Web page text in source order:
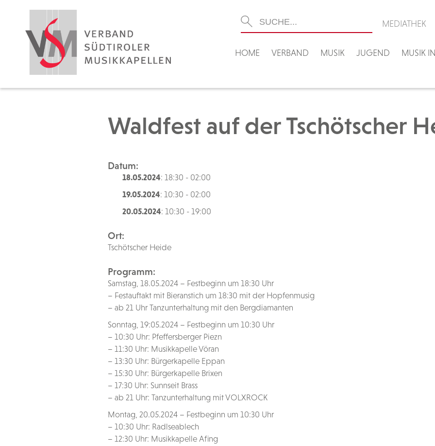
HOME VERBAND MUSIK JUGEND MUSIK
MEDIATHEK
Waldfest auf der Tschötscher
Datum:
18.05.2024: 18:30 - 02:00
19.05.2024: 10:30 - 02:00
20.05.2024: 10:30 - 19:00
Ort:
Tschötscher Heide
Programm:
Samstag, 18.05.2024 – Festbeginn um 18:30 Uhr
– Festauftakt mit Bieranstich um 18:30 mit der Hopfenmusig
– ab 21 Uhr Tanzunterhaltung mit den Bergdiamanten
Sonntag, 19:05.2024 – Festbeginn um 10:30 Uhr
– 10:30 Uhr: Pfeffersberger Piezn
– 11:30 Uhr: Musikkapelle Vöran
– 13:30 Uhr: Bürgerkapelle Eppan
– 15:30 Uhr: Bürgerkapelle Brixen
– 17:30 Uhr: Sunnseit Brass
– ab 21 Uhr: Tanzunterhaltung mit VOLXROCK
Montag, 20.05.2024 – Festbeginn um 10:30 Uhr
– 10:30 Uhr: Radlseablech
– 12:30 Uhr: Musikkapelle Afing